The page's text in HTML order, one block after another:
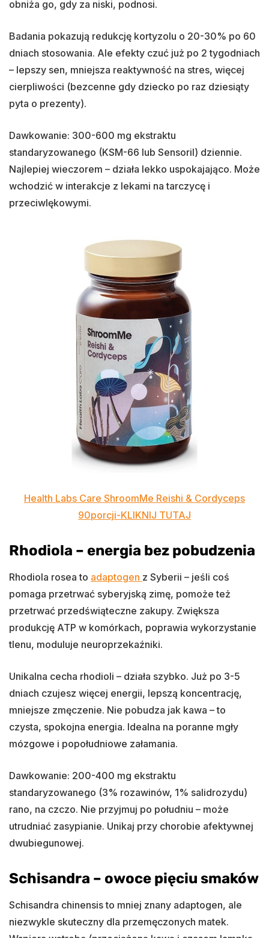
obniża go, gdy za niski, podnosi.
Badania pokazują redukcję kortyzolu o 20-30% po 60
dniach stosowania. Ale efekty czuć już po 2 tygodniach
– lepszy sen, mniejsza reaktywność na stres, więcej
cierpliwości (bezcenne gdy dziecko po raz dziesiąty
pyta o prezenty).
Dawkowanie: 300-600 mg ekstraktu
standaryzowanego (KSM-66 lub Sensoril) dziennie.
Najlepiej wieczorem – działa lekko uspokajająco. Może
wchodzić w interakcje z lekami na tarczycę i
przeciwlękowymi.
Health Labs Care ShroomMe Reishi & Cordyceps
90porcji-KLIKNIJ TUTAJ
Rhodiola – energia bez pobudzenia
Rhodiola rosea to adaptogen z Syberii – jeśli coś
pomaga przetrwać syberyjską zimę, pomoże też
przetrwać przedświąteczne zakupy. Zwiększa
produkcję ATP w komórkach, poprawia wykorzystanie
tlenu, moduluje neuroprzekaźniki.
Unikalna cecha rhodioli – działa szybko. Już po 3-5
dniach czujesz więcej energii, lepszą koncentrację,
mniejsze zmęczenie. Nie pobudza jak kawa – to
czysta, spokojna energia. Idealna na poranne mgły
mózgowe i popołudniowe załamania.
Dawkowanie: 200-400 mg ekstraktu
standaryzowanego (3% rozawinów, 1% salidrozydu)
rano, na czczo. Nie przyjmuj po południu – może
utrudniać zasypianie. Unikaj przy chorobie afektywnej
dwubiegunowej.
Schisandra – owoce pięciu smaków
Schisandra chinensis to mniej znany adaptogen, ale
niezwykle skuteczny dla przemęczonych matek.